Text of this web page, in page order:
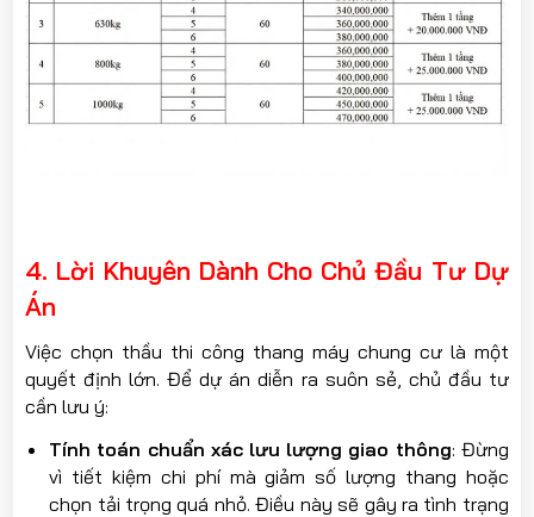
4. Lời Khuyên Dành Cho Chủ Đầu Tư Dự
Án
Việc chọn thầu thi công thang máy chung cư là một
quyết định lớn. Để dự án diễn ra suôn sẻ, chủ đầu tư
cần lưu ý:
Tính toán chuẩn xác lưu lượng giao thông: Đừng
vì tiết kiệm chi phí mà giảm số lượng thang hoặc
chọn tải trọng quá nhỏ. Điều này sẽ gây ra tình trạng